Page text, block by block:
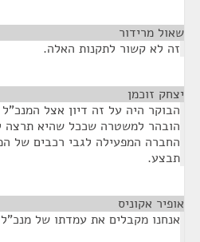
שאול מרידור
זה לא קשור לתקנות האלה.
יצחק זוכמן
הבוקר היה על זה דיון אצל
הובהר למשטרה שככל שהיא תרצה
החברה המפעילה לגבי רכבים של
תבצע.
אופיר אקוניס
אנחנו מקבלים את עמדתו של